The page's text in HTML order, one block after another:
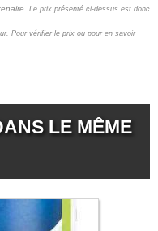
Le prix présenté ci-dessus est donc
Pour vérifier le prix ou pour en savoir
LE MÊME